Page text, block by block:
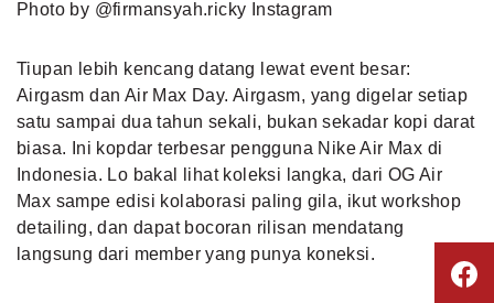
Photo by @firmansyah.ricky Instagram
Tiupan lebih kencang datang lewat event besar:
Airgasm dan Air Max Day. Airgasm, yang digelar setiap
satu sampai dua tahun sekali, bukan sekadar kopi darat
biasa. Ini kopdar terbesar pengguna Nike Air Max di
Indonesia. Lo bakal lihat koleksi langka, dari OG Air
Max sampe edisi kolaborasi paling gila, ikut workshop
detailing, dan dapat bocoran rilisan mendatang
langsung dari member yang punya koneksi.